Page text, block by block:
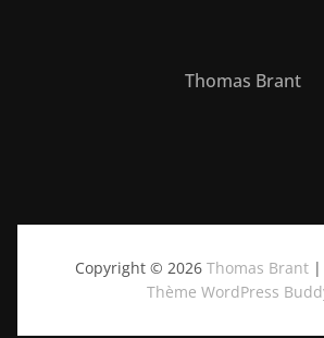
Thomas Brant
Copyright © 2026Thomas Brant |
Thème WordPress